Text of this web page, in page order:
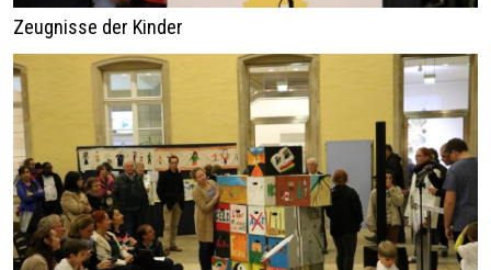
Zeugnisse der Kinder